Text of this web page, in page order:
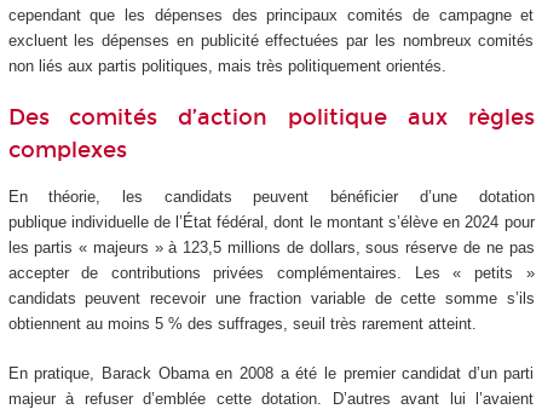
cependant que les dépenses des principaux comités de campagne et
excluent les dépenses en publicité effectuées par les nombreux comités
non liés aux partis politiques, mais très politiquement orientés.
Des comités d’action politique aux règles
complexes
En théorie, les candidats peuvent bénéficier d’une dotation
publique individuelle de l’État fédéral, dont le montant s’élève en 2024 pour
les partis « majeurs » à 123,5 millions de dollars, sous réserve de ne pas
accepter de contributions privées complémentaires. Les « petits »
candidats peuvent recevoir une fraction variable de cette somme s’ils
obtiennent au moins 5 % des suffrages, seuil très rarement atteint.
En pratique, Barack Obama en 2008 a été le premier candidat d’un parti
majeur à refuser d’emblée cette dotation. D’autres avant lui l’avaient